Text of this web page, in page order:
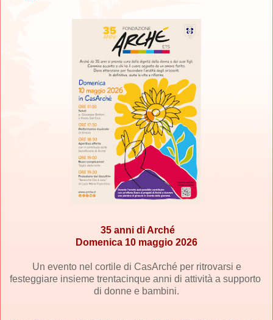
35 anni di Arché
Domenica 10 maggio 2026
festeggiare insieme trentacinque anni di attività a supporto
di donne e bambini.